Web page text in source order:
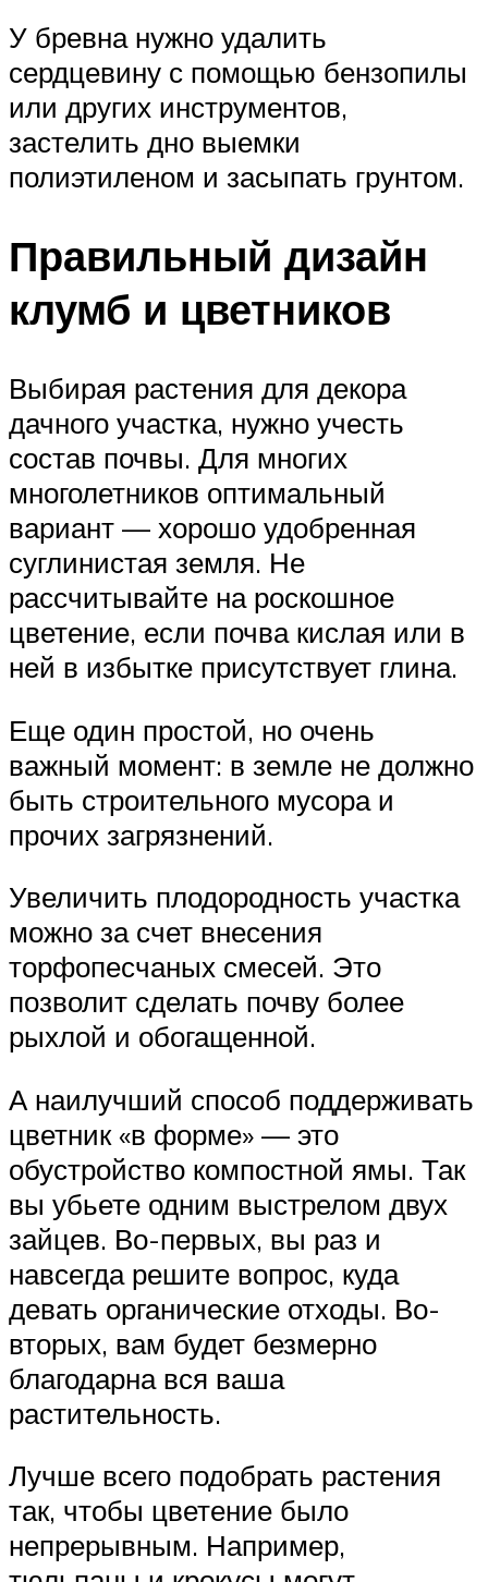
У бревна нужно удалить
сердцевину с помощью бензопилы
или других инструментов,
застелить дно выемки
полиэтиленом и засыпать грунтом.
Правильный дизайн
клумб и цветников
Выбирая растения для декора
дачного участка, нужно учесть
состав почвы. Для многих
многолетников оптимальный
вариант — хорошо удобренная
суглинистая земля. Не
рассчитывайте на роскошное
цветение, если почва кислая или в
ней в избытке присутствует глина.
Еще один простой, но очень
важный момент: в земле не должно
быть строительного мусора и
прочих загрязнений.
Увеличить плодородность участка
можно за счет внесения
торфопесчаных смесей. Это
позволит сделать почву более
рыхлой и обогащенной.
А наилучший способ поддерживать
цветник «в форме» — это
обустройство компостной ямы. Так
вы убьете одним выстрелом двух
зайцев. Во-первых, вы раз и
навсегда решите вопрос, куда
девать органические отходы. Во-
вторых, вам будет безмерно
благодарна вся ваша
растительность.
Лучше всего подобрать растения
так, чтобы цветение было
непрерывным. Например,